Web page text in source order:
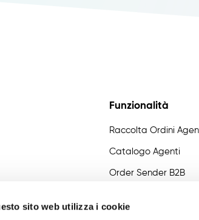
sito web utilizza i cookie
Funzionalità
Raccolta Ordini
Catalogo Agenti
Order Sender B2B